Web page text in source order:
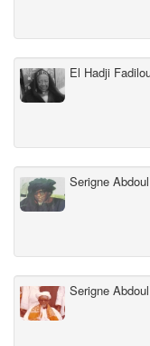
El Hadji
Serigne
Serigne